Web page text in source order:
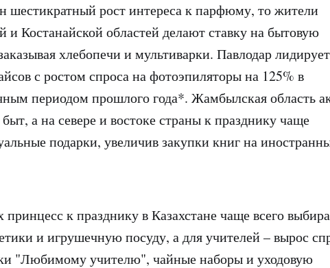
шестикратный рост интереса к парфюму, то жители
Костанайской областей делают ставку на бытовую
хлебопечи и мультиварки. Павлодар
с ростом спроса на фотоэпиляторы на 125% в
периодом прошлого года*. Жамбылская область
а на севере и востоке страны к празднику чаще
подарки, увеличив закупки книг на
к празднику в Казахстане чаще всего
и игрушечную посуду, а для учителей – вырос
"Любимому учителю", чайные наборы и уходовую